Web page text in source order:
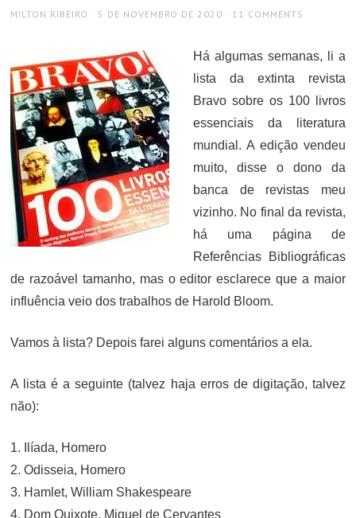
AUTHOR
MILTON RIBEIRO
POSTED
5 DE NOVEMBRO DE 2020 11 COMMENTS
Há algumas semanas, li a
lista da extinta revista
Bravo sobre os 100 livros
essenciais da literatura
mundial. A edição vendeu
muito, disse o dono da
banca de revistas meu
vizinho. No final da revista,
há uma página de
Referências Bibliográficas
de razoável tamanho, mas o editor esclarece que a maior
influência veio dos trabalhos de Harold Bloom.
Vamos à lista? Depois farei alguns comentários a ela.
A lista é a seguinte (talvez haja erros de digitação, talvez
não):
1. Ilíada, Homero
2. Odisseia, Homero
3. Hamlet, William Shakespeare
4. Dom Quixote, Miguel de Cervantes